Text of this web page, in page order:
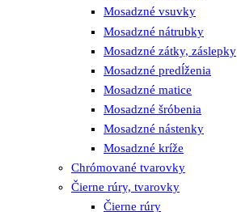
Mosadzné vsuvky
Mosadzné nátrubky
Mosadzné zátky, záslepky
Mosadzné predĺženia
Mosadzné matice
Mosadzné šróbenia
Mosadzné nástenky
Mosadzné kríže
Chrómované tvarovky
Čierne rúry, tvarovky
Čierne rúry